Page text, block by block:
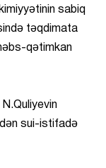
sabiq
təqdimata
qətimkan
N.Quliyevin
sui-istifadə